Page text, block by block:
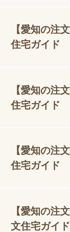
【愛知の注
住宅ガイド
【愛知の注
住宅ガイド
【愛知の注
住宅ガイド
【愛知の注
文住宅ガイド